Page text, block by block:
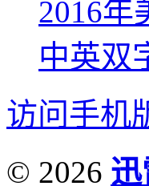
2016年
中英双
访问手机
© 2026